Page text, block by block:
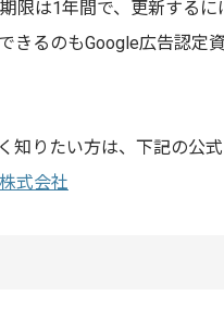
限は1年間で、更新する
きるのもGoogle広告認定
知りたい方は、下記の公
式会社